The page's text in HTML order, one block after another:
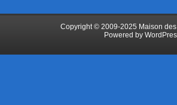
Copyright © 2009-2025 Maison
Powered by